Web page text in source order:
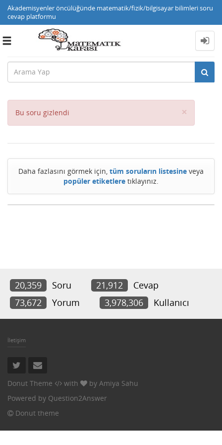
Akademisyenler öncülüğünde matematik/fizik/bilgisayar bilimleri soru
cevap platformu
Toggle
Bu soru gizlendi ×
Daha fazlasını görmek için, tüm soruların listesine veya
popüler etiketlere tıklayınız.
20,359 Soru 21,912
Cevap
73,672
Yorum 3,978,306 Kullanıcı
İletişim
Donut Theme with by Amiya Sahu
Powered by Question2Answer
Donut theme